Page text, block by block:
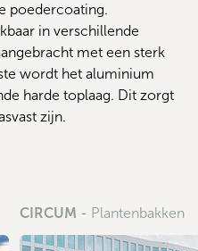
poedercoating.
in verschillende
met een sterk
wordt het aluminium
harde toplaag. Dit zorgt
zijn.
CIRCUM - Plantenbakken